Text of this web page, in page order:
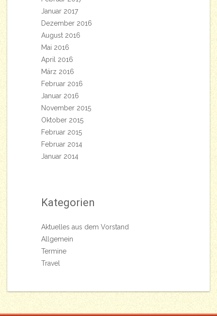
Januar 2017
Dezember 2016
August 2016
Mai 2016
April 2016
März 2016
Februar 2016
Januar 2016
November 2015
Oktober 2015
Februar 2015
Februar 2014
Januar 2014
Kategorien
Aktuelles aus dem Vorstand
Allgemein
Termine
Travel